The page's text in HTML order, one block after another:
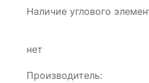
Наличие углового
нет
Производитель: